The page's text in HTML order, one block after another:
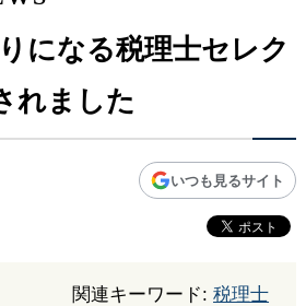
になる税理士セレク
れました
いつも見るサイト
関連キーワード:税理士